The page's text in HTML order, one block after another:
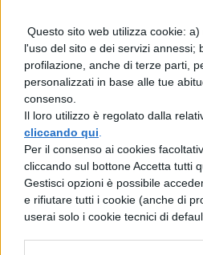
Questo sito web utilizza cookie:
l'uso del sito e dei servizi annessi;
profilazione, anche di terze parti,
personalizzati in base alle tue
consenso.
Il loro utilizzo è regolato dalla
cliccando qui
Per il consenso ai cookies
cliccando sul bottone Accetta tutti
Gestisci opzioni è possibile
e rifiutare tutti i cookie (anche di
userai solo i cookie tecnici di
Biglietti del
Viareggio 2025
Ibiglietti per il
possono essere
le biglietterie fisiche
Carnevale, situata in
Goretti. Le biglietterie
giorni delle sfilate dalle